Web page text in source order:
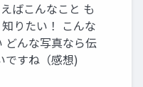
ばこんなこと も
りたい！ こんな
どんな写真なら伝
ですね（感想)